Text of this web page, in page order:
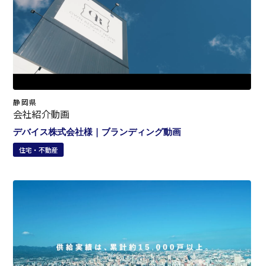
静岡県
会社紹介動画
デバイス株式会社様｜ブランディング動画
住宅・不動産